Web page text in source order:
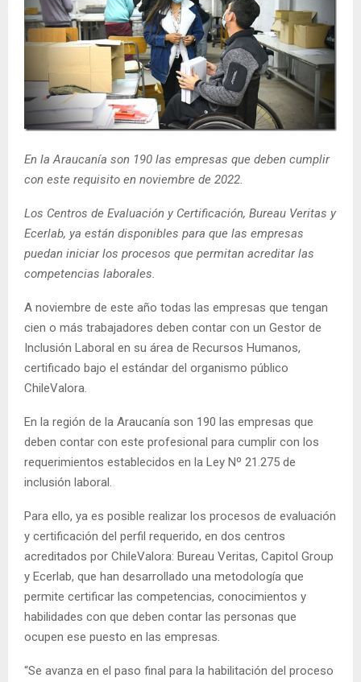
M
E
N
UEn la Araucanía son 190 las empresas que deben cumplir
con este requisito en noviembre de 2022.
Los Centros de Evaluación y Certificación, Bureau Veritas y
Ecerlab, ya están disponibles para que las empresas
puedan iniciar los procesos que permitan acreditar las
competencias laborales.
A noviembre de este año todas las empresas que tengan
cien o más trabajadores deben contar con un Gestor de
Inclusión Laboral en su área de Recursos Humanos,
certificado bajo el estándar del organismo público
ChileValora.
En la región de la Araucanía son 190 las empresas que
deben contar con este profesional para cumplir con los
requerimientos establecidos en la Ley Nº 21.275 de
inclusión laboral.
Para ello, ya es posible realizar los procesos de evaluación
y certificación del perfil requerido, en dos centros
acreditados por ChileValora: Bureau Veritas, Capitol Group
y Ecerlab, que han desarrollado una metodología que
permite certificar las competencias, conocimientos y
habilidades con que deben contar las personas que
ocupen ese puesto en las empresas.
“Se avanza en el paso final para la habilitación del proceso